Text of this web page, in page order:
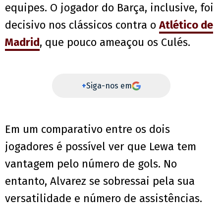
equipes. O jogador do Barça, inclusive, foi
decisivo nos clássicos contra oAtlético de
Madrid, que pouco ameaçou os Culés.
+Siga-nos em
Em um comparativo entre os dois
jogadores é possível ver que Lewa tem
vantagem pelo número de gols. No
entanto, Alvarez se sobressai pela sua
versatilidade e número de assistências.